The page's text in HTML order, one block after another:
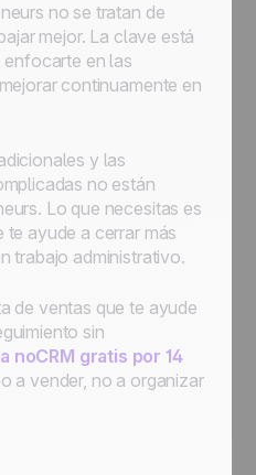
no se tratan de
mejor. La clave está
en las
continuamente en
y las
no están
Lo que necesitas es
ayude a cerrar más
trabajo administrativo.
de ventas que te ayude
sin
noCRM gratis por 14
a vender, no a organizar